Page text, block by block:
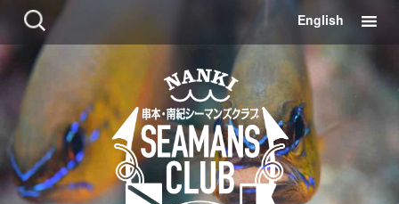
検
索:
コ
ン
ツ
に
English